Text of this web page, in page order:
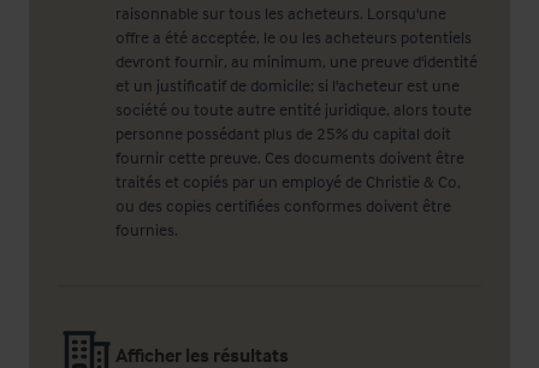
raisonnable sur tous les acheteurs. Lorsqu'une
offre a été acceptée, le ou les acheteurs potentiels
devront fournir, au minimum, une preuve d'identité
et un justificatif de domicile; si l'acheteur est une
société ou toute autre entité juridique, alors toute
personne possédant plus de 25% du capital doit
fournir cette preuve. Ces documents doivent être
traités et copiés par un employé de Christie & Co,
ou des copies certifiées conformes doivent être
fournies.
Afficher les résultats